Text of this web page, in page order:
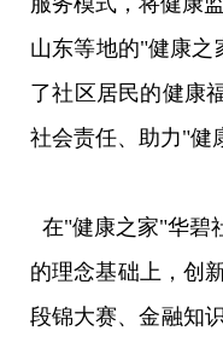
山东等地的"健康之
了社区居民的健康
社会责任、助力"健
在"健康之家"华碧
的理念基础上，创
段锦大赛、金融知